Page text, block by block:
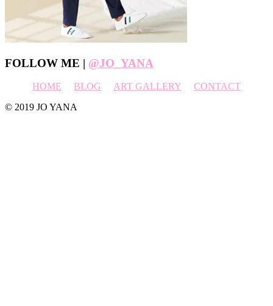
Footer
FOLLOW ME | @JO_YANA
HOME BLOG ART GALLERY
CONTACT
© 2019 JO YANA